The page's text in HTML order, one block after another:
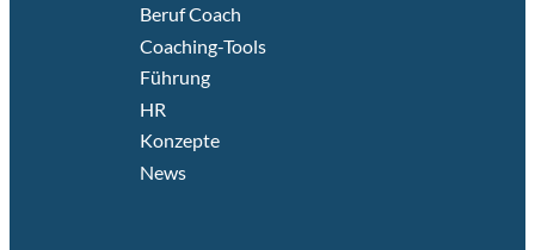
Beruf Coach
Coaching-Tools
Führung
HR
Konzepte
News